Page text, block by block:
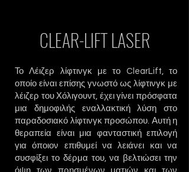
CLEAR-LIFT LASER
Το Λέιζερ λίφτινγκ με το ClearLift, το
οποίο είναι επίσης γνωστό ως λίφτινγκ με
λέιζερ του Χόλιγουντ, έχει γίνει πρόσφατα
μια δημοφιλής εναλλακτική λύση στο
παραδοσιακό λίφτινγκ προσώπου. Αυτή η
θεραπεία είναι μια φανταστική επιλογή
για όποιον επιθυμεί να λειάνει και να
συσφίξει το δέρμα του, να βελτιώσει την